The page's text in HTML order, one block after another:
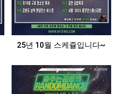
25년 10월 스케쥴입니다~